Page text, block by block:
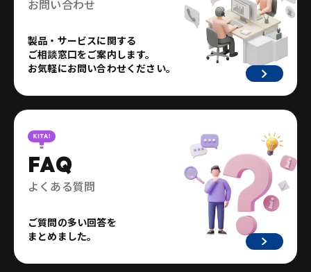
お問い合わせ
製品・サービスに関する
ご相談窓口をご案内します。
お気軽にお問い合わせください。
FAQ
よくある質問
ご質問の多い回答を
まとめました。